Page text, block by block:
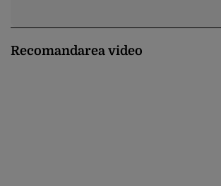
Recomandarea video